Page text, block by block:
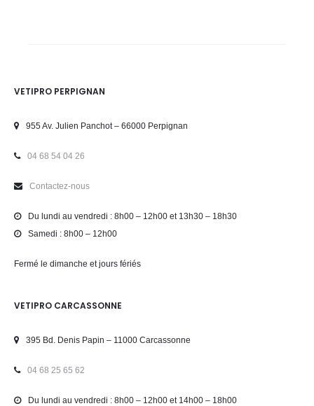
VETIPRO PERPIGNAN
955 Av. Julien Panchot – 66000 Perpignan
04 68 54 04 26
Contactez-nous
Du lundi au vendredi : 8h00 – 12h00 et 13h30 – 18h30
Samedi : 8h00 – 12h00
Fermé le dimanche et jours fériés
VETIPRO CARCASSONNE
395 Bd. Denis Papin – 11000 Carcassonne
04 68 25 65 62
Du lundi au vendredi : 8h00 – 12h00 et 14h00 – 18h00